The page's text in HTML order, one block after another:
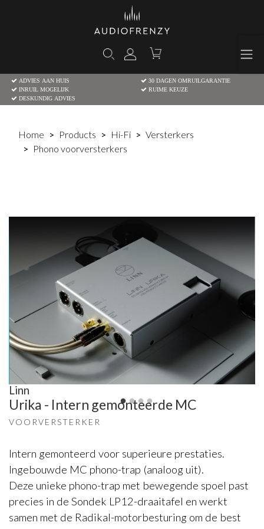
ADVIES AAN HUIS
30 DAGEN OMRUILGARANTIE
INRUIL MOGELIJK
RUIME KEUZE
DESKUNDIG ADVIES
Home Products Hi-Fi
Versterkers
Phono voorversterkers
Linn
Urika - Intern gemonteerde MC
VOORVERSTERKER
Intern gemonteerd voor superieure prestaties.
Ingebouwde MC phono-trap (analoog uit).
Deze unieke phono-trap met bewegende spoel past
precies in de Sondek LP12-draaitafel en werkt
samen met de Radikal-motorbesturing om de best